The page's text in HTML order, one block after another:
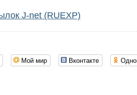
J-net (RUEXP)
Мой мир Вконтакте